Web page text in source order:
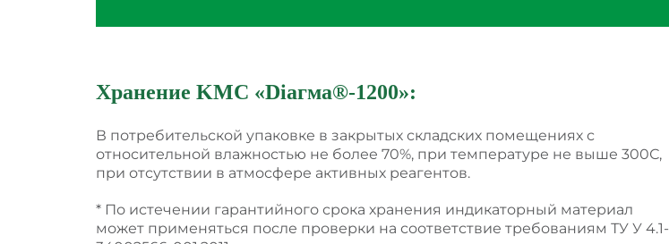
Хранение KMC «Dіагма®-1200»:
В потребительской упаковке в закрытых складских помещениях с
относительной влажностью не более 70%, при температуре не выше 300С,
при отсутствии в атмосфере активных реагентов.
* По истечении гарантийного срока хранения индикаторный материал
может применяться после проверки на соответствие требованиям ТУ У 4.1-